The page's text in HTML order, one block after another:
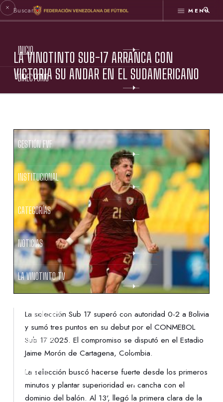
MENÚ
INICIO
DIRECTORIO
GESTIÓN FVF
INSTITUCIONAL
CATEGORÍAS
NOTICIAS
LA VINOTINTO TV
NOTIFICACIONES
NORMATIVAS
CONTACTO
LA VINOTINTO SUB-17 ARRANCA CON
VICTORIA SU ANDAR EN EL SUDAMERICANO
La selección Sub 17 superó con autoridad 0-2 a Bolivia
y sumó tres puntos en su debut por el CONMEBOL
Sub 17 2025. El compromiso se disputó en el Estadio
Jaime Morón de Cartagena, Colombia.
La selección buscó hacerse fuerte desde los primeros
minutos y plantar superioridad en cancha con el
dominio del balón. Al 13', llegó la primera clara de la